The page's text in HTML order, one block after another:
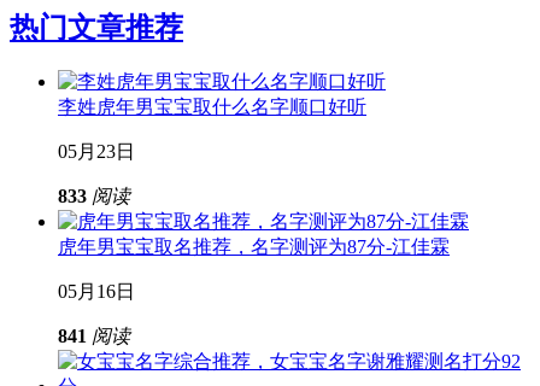
热门文章推荐
李姓虎年男宝宝取什么名字顺口好听
05月23日
833 阅读
虎年男宝宝取名推荐，名字测评为87分-江佳霖
05月16日
841 阅读